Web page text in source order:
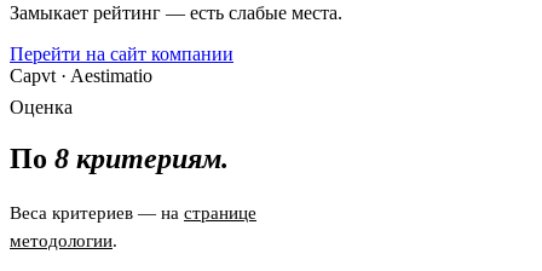
Замыкает рейтинг — есть слабые места.
Перейти на сайт компании
Capvt · Aestimatio
Оценка
По 8 критериям.
Веса критериев — на странице
методологии.